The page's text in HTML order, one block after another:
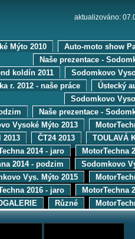
aktualizováno:
Auto-moto show
Mýto 2010
Naše prezentace -
Sodomkovo
koldín 2011
Ústecký
r. 2012 - naše práce
Sodomkovo
Naše prezentace -
Vysoké Mýto 2013
TOULAVÁ
ČT24 2013
2013
MotorTechna
2014 - jaro
Sodomkovo
2014 - podzim
Vys. Mýto 2015
MotorTechna
2016 - jaro
Různé